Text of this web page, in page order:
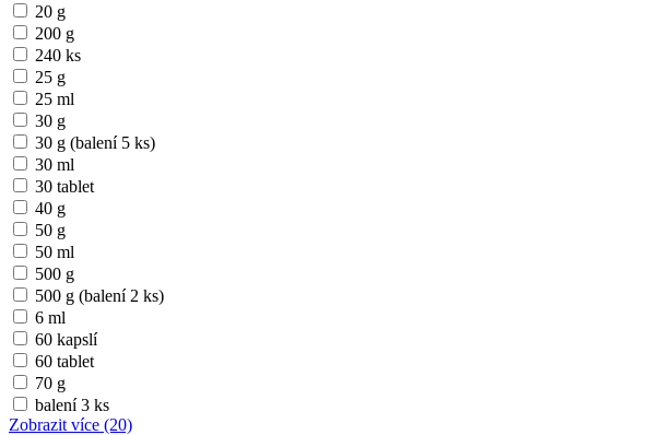
20 g
200 g
240 ks
25 g
25 ml
30 g
30 g (balení 5 ks)
30 ml
30 tablet
40 g
50 g
50 ml
500 g
500 g (balení 2 ks)
6 ml
60 kapslí
60 tablet
70 g
balení 3 ks
Zobrazit více (20)